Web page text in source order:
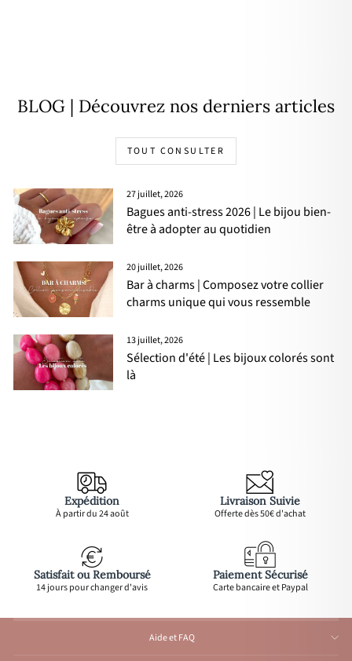
BLOG | Découvrez nos derniers articles
TOUT CONSULTER
27 juillet, 2026
Bagues anti-stress 2026 | Le bijou bien-
être à adopter au quotidien
20 juillet, 2026
Bar à charms | Composez votre collier
charms unique qui vous ressemble
13 juillet, 2026
Sélection d'été | Les bijoux colorés sont
là
Expédition
À partir du 24 août
Livraison Suivie
Offerte dès 50€ d'achat
Satisfait ou Remboursé
14 jours pour changer d'avis
Paiement Sécurisé
Carte bancaire et Paypal
Aide et FAQ